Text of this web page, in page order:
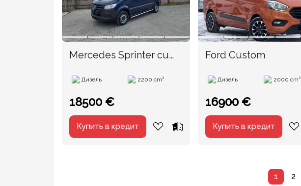
Mercedes Sprinter cu
Дизель 2200 cm³
18500 €
Купить в кредит
Ford Custom
Дизель 2000 cm³
16900 €
Купить в кредит
1 2